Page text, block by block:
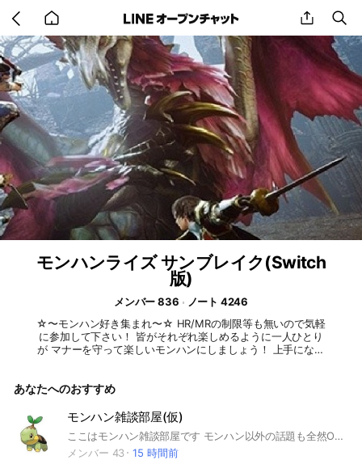
back
to
home
share
モンハンライズ サンブレイク(Switch
版)
メンバー 836
ノート 4246
☆〜モンハン好き集まれ〜☆ HR/MRの制限等も無いので気軽
に参加して下さい！ 皆がそれぞれ楽しめるように一人ひとり
が マナーを守って楽しいモンハンにしましょう！ 上手になり
むのと自己紹介忘れずに！ あと、即抜け、改造データでのオ
嫌な気になるのでおやめ下さい❌退会の際は一言お願いします
m(_ _)m #モンハン #初心者歓迎 #モンハンライズ #モンスタ
ーハンターライズサンブレイク
あなたへのおすすめ
モンハン雑談部屋(仮)
ここはモンハン雑談部屋です モンハン以外の話題も全然OK🙆‍♀️ マルチ募集も大歓迎！ 誰でもいいんで入ってもらえたら 嬉しいでございます みんないい人だからすぐ 仲良くなれると思うよてかなれるよ ここまで読んだら入ってくれ ｱｻﾞｽ
メンバー 43
15 時間前